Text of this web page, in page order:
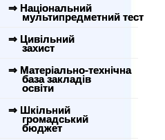
⇒ Національний
мультипредметний тест
⇒ Цивільний
захист
⇒ Матеріально-технічна
база закладів
освіти
⇒ Шкільний
громадський
бюджет